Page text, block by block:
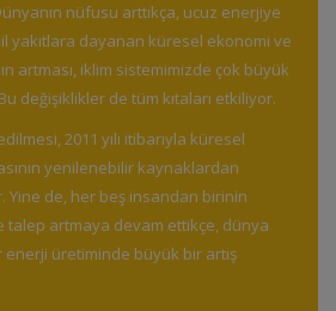
nüfusu arttıkça, ucuz enerjiye
yakıtlara dayanan küresel ekonomi ve
artması, iklim sistemimizde çok büyük
değişiklikler de tüm kıtaları etkiliyor.
2011 yılı itibarıyla küresel
yenilenebilir kaynaklardan
Yine de, her beş insandan birinin
talep artmaya devam ettikçe, dünya
üretiminde büyük bir artış